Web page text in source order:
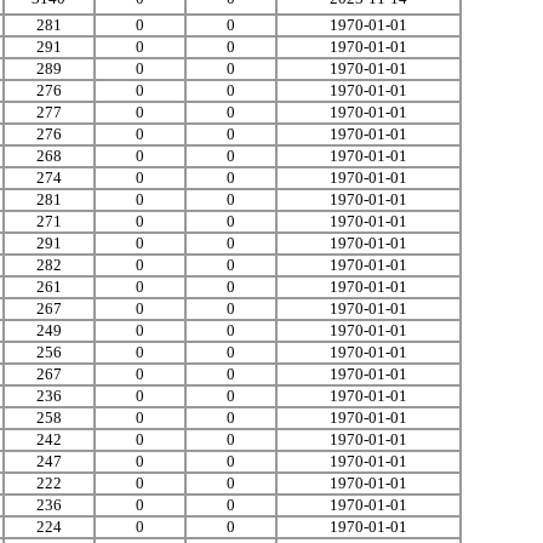
281
0 0
1970-01-01
291
0 0
1970-01-01
289
0 0
1970-01-01
276
0 0
1970-01-01
277
0 0
1970-01-01
276
0 0
1970-01-01
268
0 0
1970-01-01
274
0 0
1970-01-01
281
0 0
1970-01-01
271
0 0
1970-01-01
291
0 0
1970-01-01
282
0 0
1970-01-01
261
0 0
1970-01-01
267
0 0
1970-01-01
249
0 0
1970-01-01
256
0 0
1970-01-01
267
0 0
1970-01-01
236
0 0
1970-01-01
258
0 0
1970-01-01
242
0 0
1970-01-01
247
0 0
1970-01-01
222
0 0
1970-01-01
236
0 0
1970-01-01
224
0 0
1970-01-01